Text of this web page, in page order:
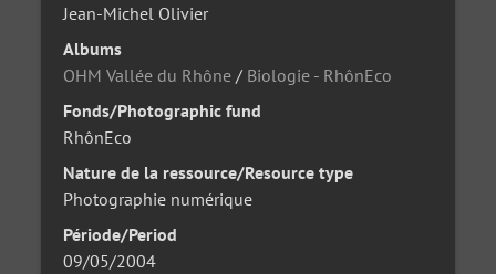
Jean-Michel Olivier
Albums
OHM Vallée du Rhône / Biologie - RhônEco
Fonds/Photographic fund
RhônEco
Nature de la ressource/Resource type
Photographie numérique
Période/Period
09/05/2004